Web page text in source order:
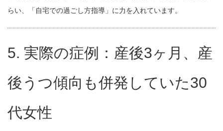
らい、「自宅での過ごし方指導」に力を入れています。
5. 実際の症例：産後3ヶ月、産
後うつ傾向も併発していた30
代女性